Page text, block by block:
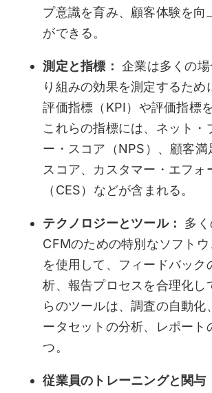
プ意識を育み、顧客体験を向
ができる。
測定と指標： 企業は多くの
り組みの効果を測定するため
評価指標（KPI）や評価指標
これらの指標には、ネット・
ー・スコア（NPS）、顧客満
スコア、カスタマー・エフォ
（CES）などが含まれる。
テクノロジーとツール：
多く
CFMのための特別なソフト
を使用して、フィードバック
析、報告プロセスを合理化し
らのツールは、調査の自動化
ータセットの分析、レポート
つ。
従業員のトレーニングと関与